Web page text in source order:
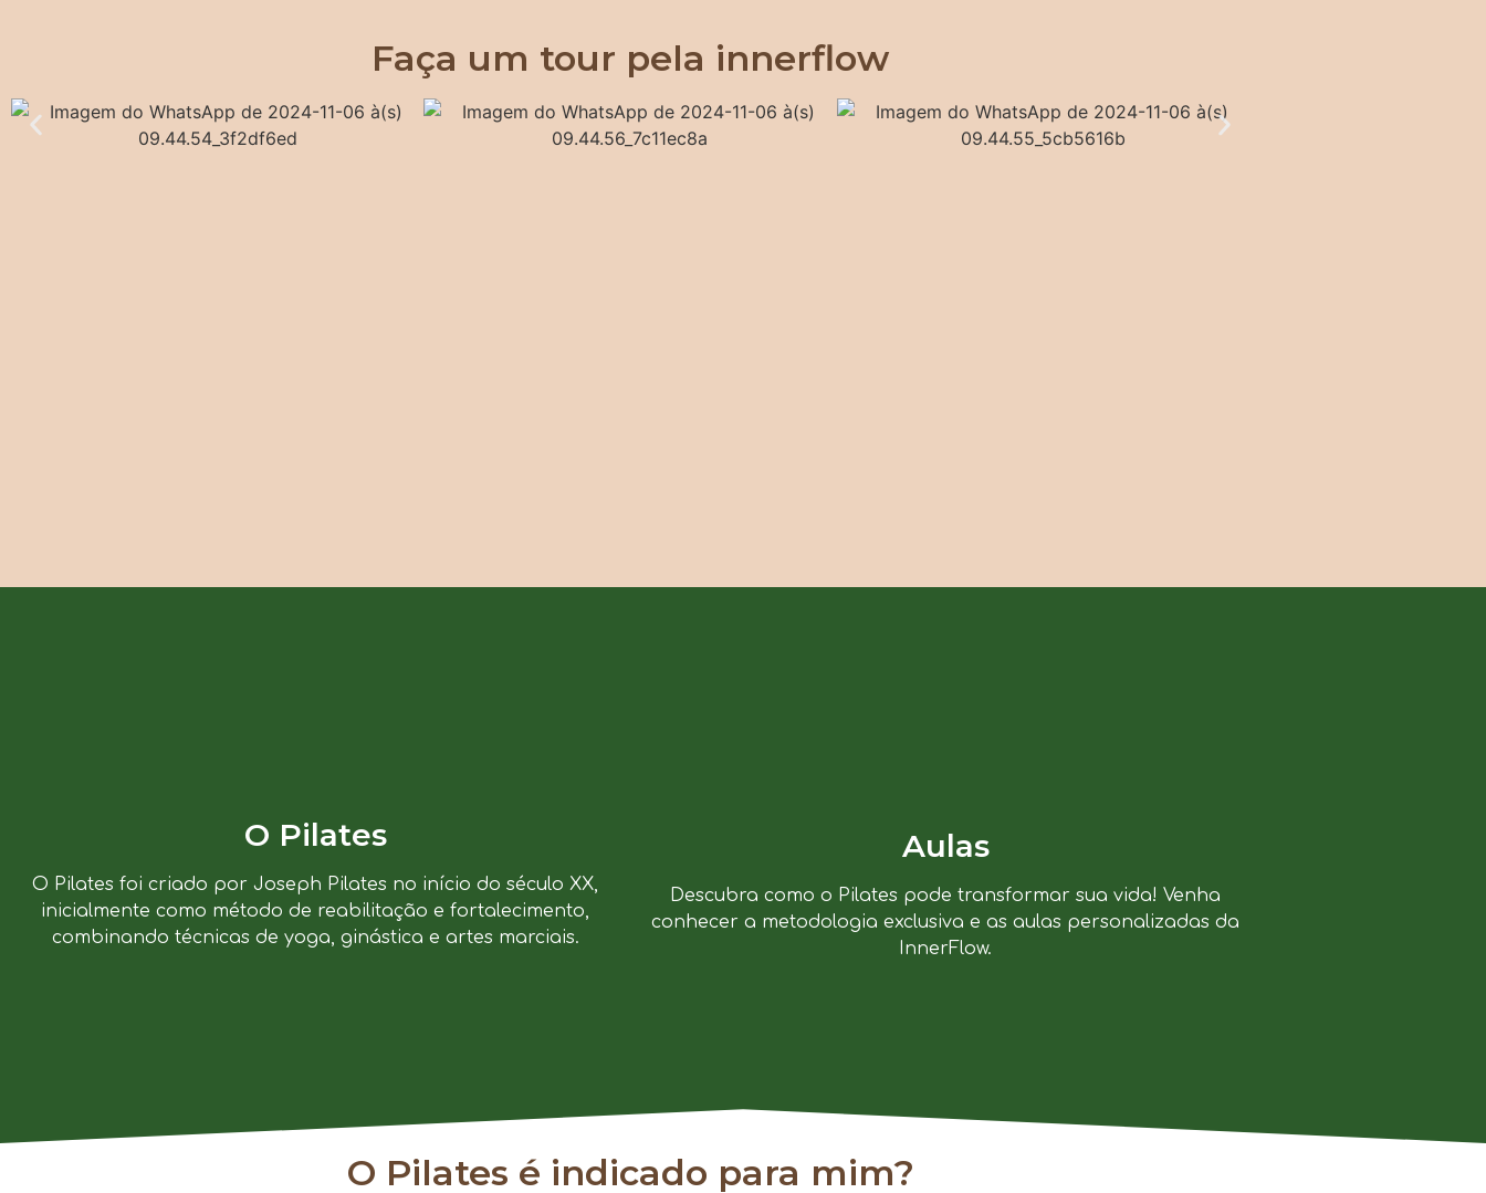
Faça um tour pela innerflow
O Pilates
O Pilates foi criado por Joseph Pilates no início do século XX,
inicialmente como método de reabilitação e fortalecimento,
combinando técnicas de yoga, ginástica e artes marciais.
Aulas
Descubra como o Pilates pode transformar sua vida! Venha
conhecer a metodologia exclusiva e as aulas personalizadas da
InnerFlow.
O Pilates é indicado para mim?